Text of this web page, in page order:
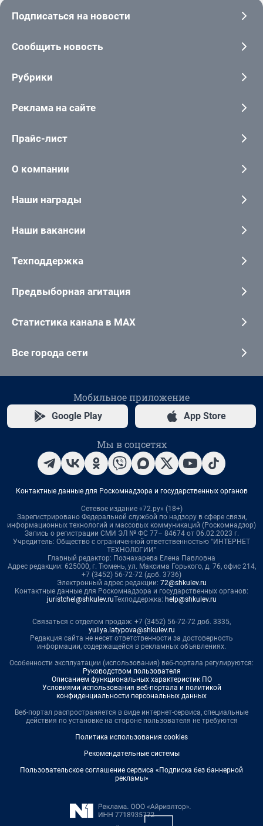
Подписаться на новости
Сообщить новость
Рубрики
Реклама на сайте
Прайс-лист
О компании
Наши награды
Наши вакансии
Техподдержка
Предвыборная агитация
Статистика канала в MAX
Все города сети
Мобильное приложение
Google Play App Store
Мы в соцсетях
Контактные данные для Роскомнадзора и государственных органов
Сетевое издание «72.ру» (18+)
Зарегистрировано Федеральной службой по надзору в сфере связи,
информационных технологий и массовых коммуникаций (Роскомнадзор)
Запись о регистрации СМИ ЭЛ № ФС 77– 84674 от 06.02.2023 г.
Учредитель: Общество с ограниченной ответственностью "ИНТЕРНЕТ
ТЕХНОЛОГИИ"
Главный редактор: Познахарева Елена Павловна
Адрес редакции: 625000, г. Тюмень, ул. Максима Горького, д. 76, офис 214,
+7 (3452) 56-72-72 (доб. 3736)
Электронный адрес редакции: 72@shkulev.ru
Контактные данные для Роскомнадзора и государственных органов:
juristchel@shkulev.ruТехподдержка: help@shkulev.ru
Связаться с отделом продаж: +7 (3452) 56-72-72 доб. 3335,
yuliya.latypova@shkulev.ru
Редакция сайта не несет ответственности за достоверность
информации, содержащейся в рекламных объявлениях.
Особенности эксплуатации (использования) веб-портала регулируются:
Руководством пользователя
Описанием функциональных характеристик ПО
Условиями использования веб-портала и политикой
конфиденциальности персональных данных
Веб-портал распространяется в виде интернет-сервиса, специальные
действия по установке на стороне пользователя не требуются
Политика использования cookies
Рекомендательные системы
Пользовательское соглашение сервиса «Подписка без баннерной
рекламы»